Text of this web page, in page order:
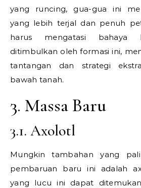
yang runcing, gua-gua ini
yang lebih terjal dan penuh
harus mengatasi bahaya
ditimbulkan oleh formasi ini,
tantangan dan strategi
bawah tanah.
3. Massa Baru
3.1. Axolotl
Mungkin tambahan yang
pembaruan baru ini adalah
yang lucu ini dapat